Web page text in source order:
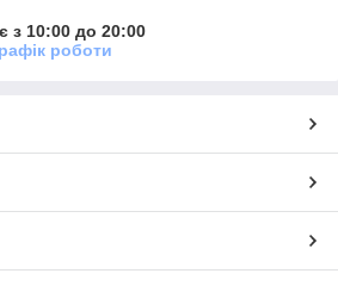
з 10:00 до 20:00
роботи